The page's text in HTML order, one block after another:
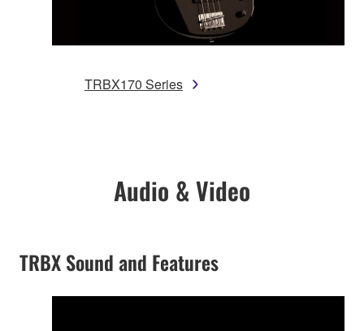
TRBX170 Series
Audio & Video
TRBX Sound and Features